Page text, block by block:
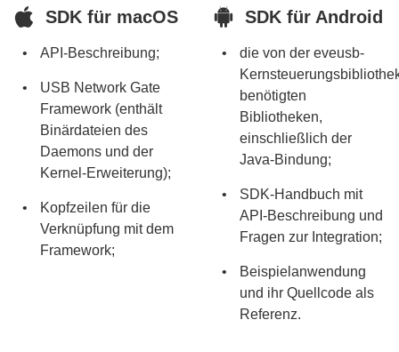
SDK für macOS
API-Beschreibung;
USB Network Gate
Framework (enthält
Binärdateien des
Daemons und der
Kernel-Erweiterung);
Kopfzeilen für die
Verknüpfung mit dem
Framework;
SDK für Android
die von der eveusb-
benötigten
Bibliotheken,
einschließlich der
Java-Bindung;
SDK-Handbuch mit
API-Beschreibung und
Fragen zur Integration;
Beispielanwendung
und ihr Quellcode als
Referenz.